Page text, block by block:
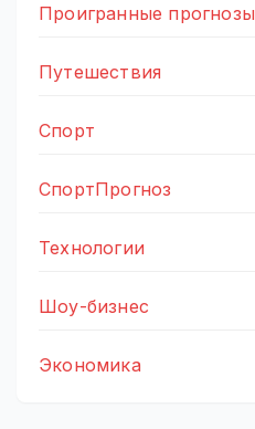
Проигранные прогнозы
Путешествия
Спорт
СпортПрогноз
Технологии
Шоу-бизнес
Экономика